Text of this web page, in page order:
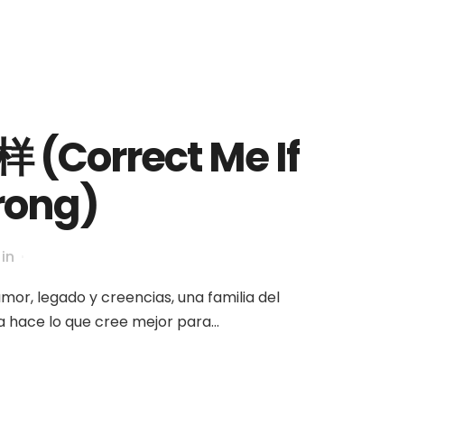
(Correct Me If
in
legado y creencias, una familia del
hace lo que cree mejor para...